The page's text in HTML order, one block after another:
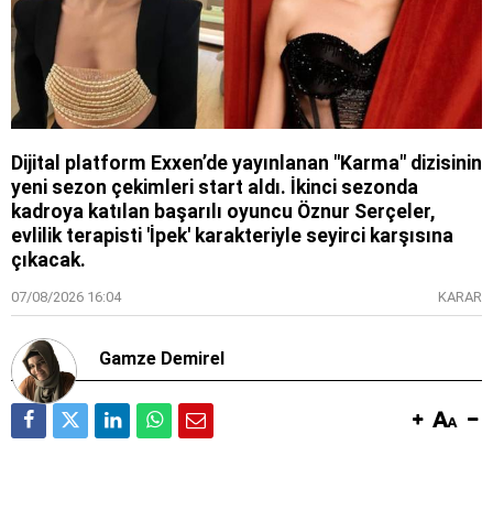
Dijital platform Exxen’de yayınlanan "Karma" dizisinin
yeni sezon çekimleri start aldı. İkinci sezonda
kadroya katılan başarılı oyuncu Öznur Serçeler,
evlilik terapisti 'İpek' karakteriyle seyirci karşısına
çıkacak.
07/08/2026 16:04 KARAR
Gamze Demirel